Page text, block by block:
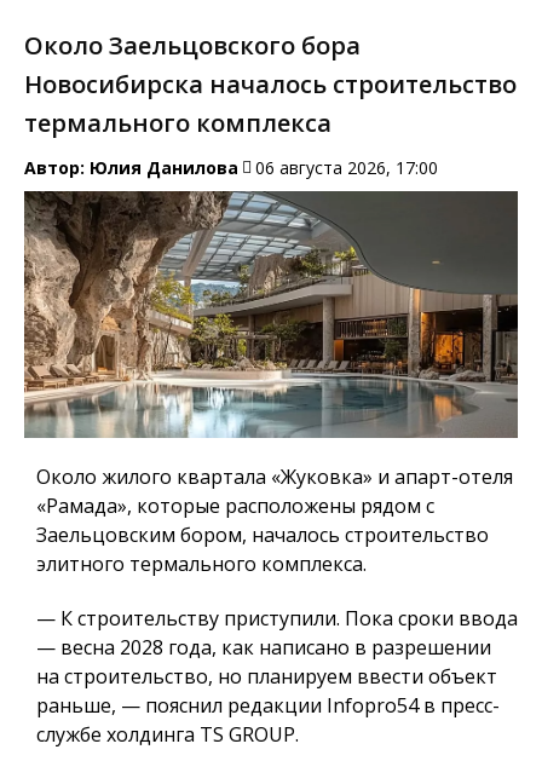
Около Заельцовского бора
Новосибирска началось строительство
термального комплекса
Автор: Юлия Данилова 06 августа 2026, 17:00
Около жилого квартала «Жуковка» и апарт-отеля
«Рамада», которые расположены рядом с
Заельцовским бором, началось строительство
элитного термального комплекса.
— К строительству приступили. Пока сроки ввода
— весна 2028 года, как написано в разрешении
на строительство, но планируем ввести объект
раньше, — пояснил редакции Infopro54 в пресс-
службе холдинга TS GROUP.